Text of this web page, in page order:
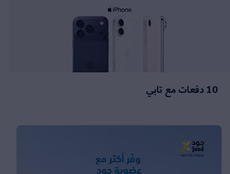
10 دفعات مع تابي